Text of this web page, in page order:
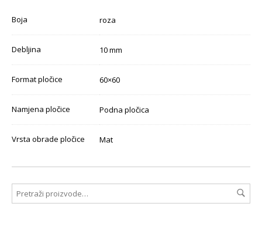
Boja roza
Debljina 10 mm
Format pločice 60×60
Namjena pločice Podna pločica
Vrsta obrade pločice Mat